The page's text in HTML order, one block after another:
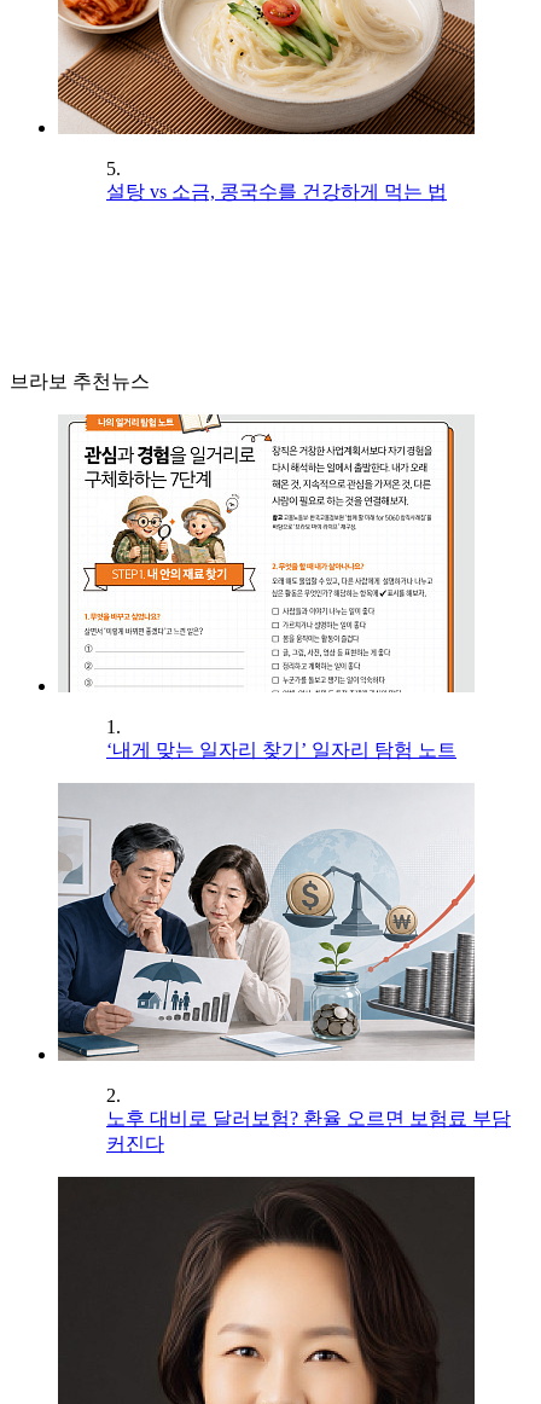
5.
설탕 vs 소금, 콩국수를 건강하게 먹는 법
브라보 추천뉴스
1.
‘내게 맞는 일자리 찾기’ 일자리 탐험 노트
2.
노후 대비로 달러보험? 환율 오르면 보험료 부담
커진다